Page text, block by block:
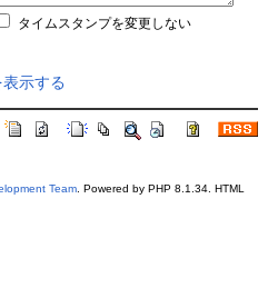
タイムスタンプを変更しない
示する
Team. Powered by PHP 8.1.34. HTML